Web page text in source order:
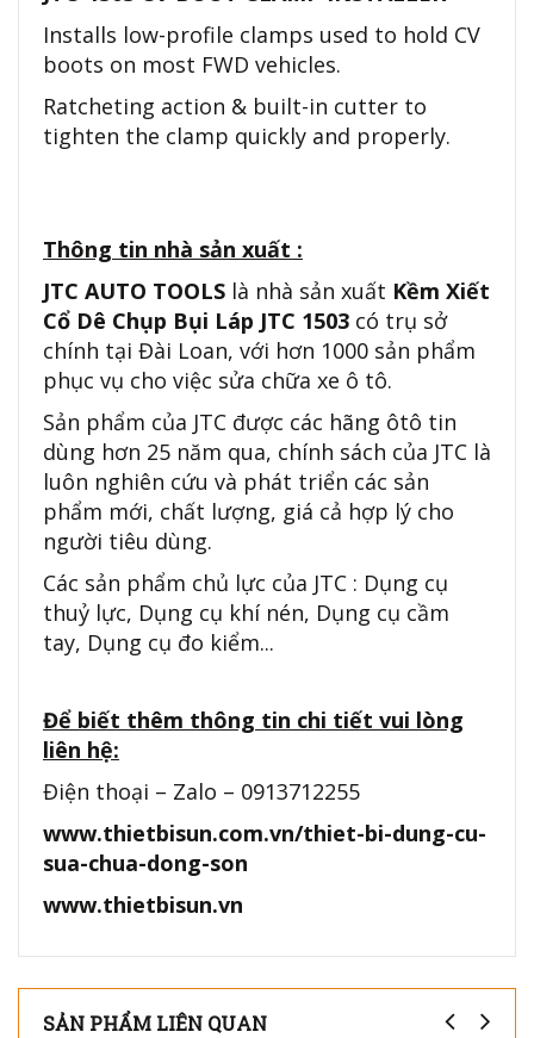
Installs low-profile clamps used to hold CV
boots on most FWD vehicles.
Ratcheting action & built-in cutter to
tighten the clamp quickly and properly.
Thông tin nhà sản xuất :
JTC AUTO TOOLS là nhà sản xuất Kềm Xiết
Cổ Dê Chụp Bụi Láp JTC 1503 có trụ sở
chính tại Đài Loan, với hơn 1000 sản phẩm
phục vụ cho việc sửa chữa xe ô tô.
Sản phẩm của JTC được các hãng ôtô tin
dùng hơn 25 năm qua, chính sách của JTC là
luôn nghiên cứu và phát triển các sản
phẩm mới, chất lượng, giá cả hợp lý cho
người tiêu dùng.
Các sản phẩm chủ lực của JTC : Dụng cụ
thuỷ lực, Dụng cụ khí nén, Dụng cụ cầm
tay, Dụng cụ đo kiểm...
Để biết thêm thông tin chi tiết vui lòng
liên hệ:
Điện thoại – Zalo – 0913712255
www.thietbisun.com.vn/thiet-bi-dung-cu-
sua-chua-dong-son
www.thietbisun.vn
SẢN PHẨM LIÊN QUAN